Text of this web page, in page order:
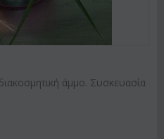
άμμο. Συσκευασία